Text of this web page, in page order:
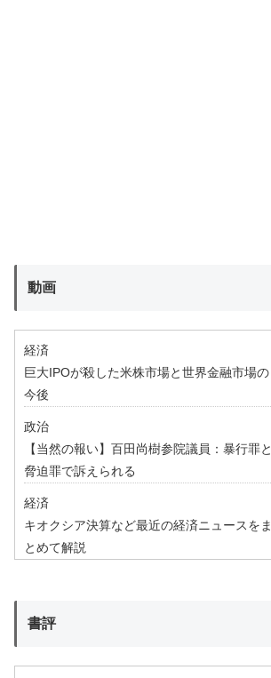
動画
経済
巨大IPOが殺した米株市場と世界金融市場の
今後
政治
【当然の報い】百田尚樹参院議員：暴行罪と
脅迫罪で訴えられる
経済
キオクシア決算など最近の経済ニュースをま
とめて解説
書評